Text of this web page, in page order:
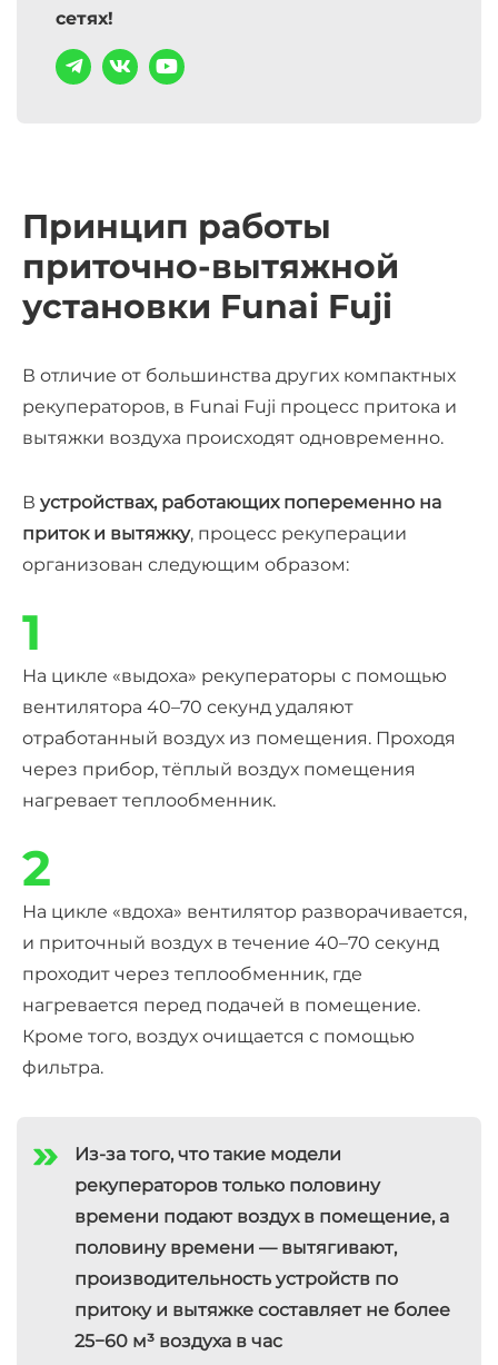
сетях!
Принцип работы
приточно-вытяжной
установки Funai Fuji
В отличие от большинства других компактных
рекуператоров, в Funai Fuji процесс притока и
вытяжки воздуха происходят одновременно.
В устройствах, работающих попеременно на
приток и вытяжку, процесс рекуперации
организован следующим образом:
1
На цикле «выдоха» рекуператоры с помощью
вентилятора 40–70 секунд удаляют
отработанный воздух из помещения. Проходя
через прибор, тёплый воздух помещения
нагревает теплообменник.
2
На цикле «вдоха» вентилятор разворачивается,
и приточный воздух в течение 40–70 секунд
проходит через теплообменник, где
нагревается перед подачей в помещение.
Кроме того, воздух очищается с помощью
фильтра.
Из-за того, что такие модели
рекуператоров только половину
времени подают воздух в помещение, а
половину времени — вытягивают,
производительность устройств по
притоку и вытяжке составляет не более
25−60 м³ воздуха в час